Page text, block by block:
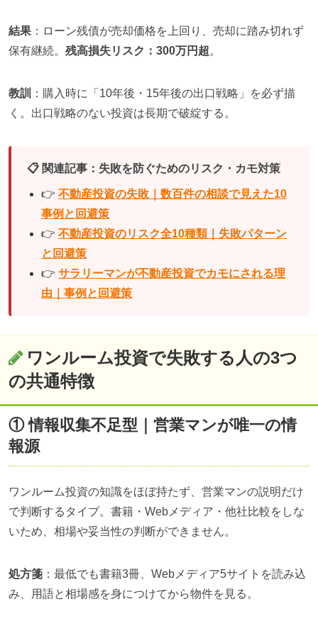
結果 ：ローン残債が売却価格を上回り、売却に踏み切れず
保有継続。 残高損失リスク：300万円超。
教訓
：購入時に「10年後・15年後の出口戦略」を必ず描
く。出口戦略のない投資は長期で破綻する。
📋 関連記事：失敗を防ぐためのリスク・カモ対策
👉 不動産投資の失敗｜数百件の相談で見えた10
事例と回避策
👉 不動産投資のリスク全10種類｜失敗パターン
と回避策
👉 サラリーマンが不動産投資でカモにされる理
由｜事例と回避策
ワンルーム投資で失敗する人の3つ
の共通特徴
① 情報収集不足型｜営業マンが唯一の情
報源
ワンルーム投資の知識をほぼ持たず、営業マンの説明だけ
で判断するタイプ。書籍・Webメディア・他社比較をしな
いため、相場や妥当性の判断ができません。
処方箋 ：最低でも書籍3冊、Webメディア5サイトを読み込
み、用語と相場感を身につけてから物件を見る。